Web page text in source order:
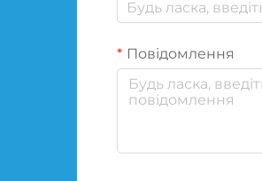
Повідомлення